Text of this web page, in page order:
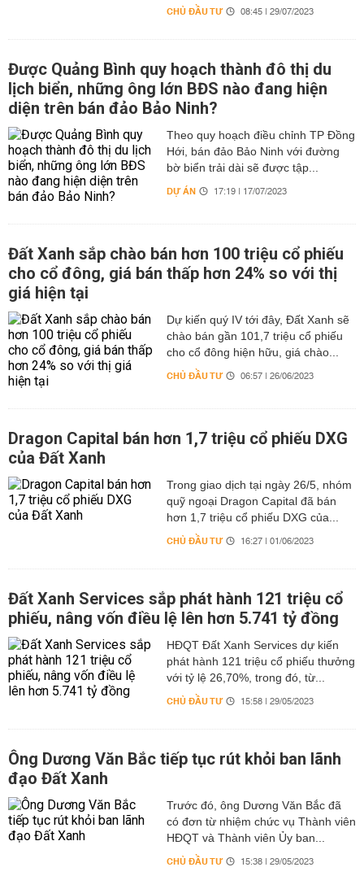
CHỦ ĐẦU TƯ 08:45 | 29/07/2023
Được Quảng Bình quy hoạch thành đô thị du
lịch biển, những ông lớn BĐS nào đang hiện
diện trên bán đảo Bảo Ninh?
Theo quy hoạch điều chỉnh TP Đồng
Hới, bán đảo Bảo Ninh với đường
bờ biển trải dài sẽ được tập...
DỰ ÁN 17:19 | 17/07/2023
Đất Xanh sắp chào bán hơn 100 triệu cổ phiếu
cho cổ đông, giá bán thấp hơn 24% so với thị
giá hiện tại
Dự kiến quý IV tới đây, Đất Xanh sẽ
chào bán gần 101,7 triệu cổ phiếu
cho cổ đông hiện hữu, giá chào...
CHỦ ĐẦU TƯ 06:57 | 26/06/2023
Dragon Capital bán hơn 1,7 triệu cổ phiếu DXG
của Đất Xanh
Trong giao dịch tại ngày 26/5, nhóm
quỹ ngoại Dragon Capital đã bán
hơn 1,7 triệu cổ phiếu DXG của...
CHỦ ĐẦU TƯ 16:27 | 01/06/2023
Đất Xanh Services sắp phát hành 121 triệu cổ
phiếu, nâng vốn điều lệ lên hơn 5.741 tỷ đồng
HĐQT Đất Xanh Services dự kiến
phát hành 121 triệu cổ phiếu thưởng
với tỷ lệ 26,70%, trong đó, từ...
CHỦ ĐẦU TƯ 15:58 | 29/05/2023
Ông Dương Văn Bắc tiếp tục rút khỏi ban lãnh
đạo Đất Xanh
Trước đó, ông Dương Văn Bắc đã
có đơn từ nhiệm chức vụ Thành viên
HĐQT và Thành viên Ủy ban...
CHỦ ĐẦU TƯ 15:38 | 29/05/2023